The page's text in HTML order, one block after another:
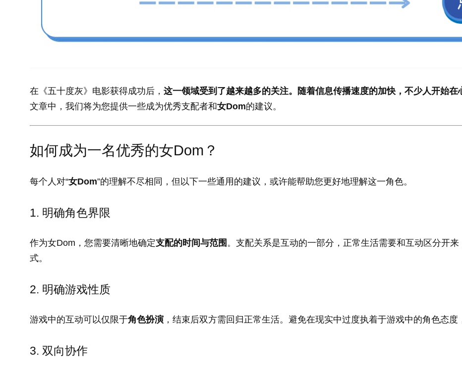
在《五十度灰》电影获得成功后， 这一领域受到了越来越多的关注。随着信息传播速度的加快，不少人开始在
文章中，我们将为您提供一些成为优秀支配者和女Dom的建议。
如何成为一名优秀的女Dom？
每个人对“女Dom”的理解不尽相同，但以下一些通用的建议，或许能帮助您更好地理解这一角色。
1. 明确角色界限
作为女Dom，您需要清晰地确定支配的时间与范围 。支配关系是互动的一部分，正常生活需要和互动区分开
式。
2. 明确游戏性质
游戏中的互动可以仅限于角色扮演 ，结束后双方需回归正常生活。避免在现实中过度执着于游戏中的角色态度
3. 双向协作